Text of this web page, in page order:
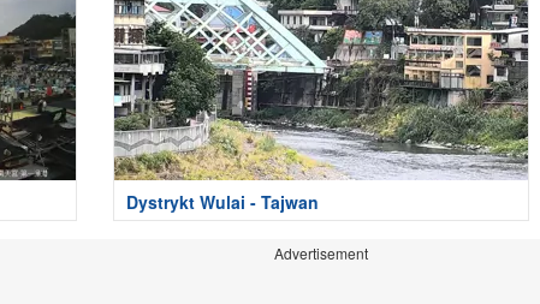
Dystrykt Wulai - Tajwan
Advertisement